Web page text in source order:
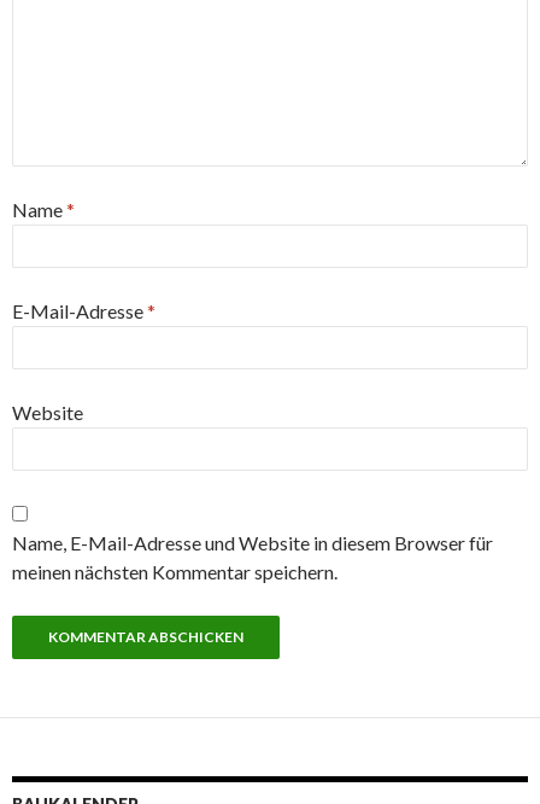
Name*
E-Mail-Adresse*
Website
Name, E-Mail-Adresse und Website in diesem Browser für
meinen nächsten Kommentar speichern.